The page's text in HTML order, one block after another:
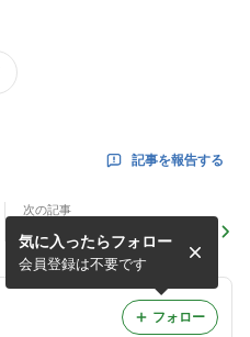
記事を報告する
次の記事
* 2008新春限定福袋‘シトラ
スノーツ’ *
気に入ったらフォロー
会員登録は不要です
フォロー